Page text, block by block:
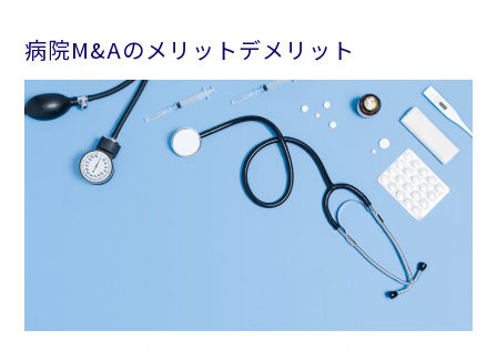
病院M&Aのメリットデメリット